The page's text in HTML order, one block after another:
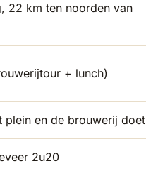
22 km ten noorden van
+ lunch)
plein en de brouwerij doet
2u20